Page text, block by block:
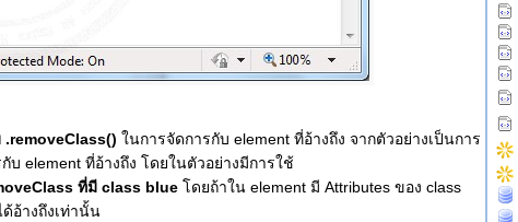
ในการจัดการกับ element ที่อ้างถึง จากตัวอย่างเป็นการ
บ element ที่อ้างถึง โดยในตัวอย่างมีการใช้
ที่มี class blue โดยถ้าใน element มี Attributes ของ class
อ้างถึงเท่านั้น